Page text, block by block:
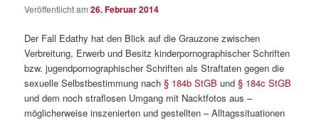
Veröffentlicht am26. Februar 2014
Der Fall Edathy hat den Blick auf die Grauzone zwischen
Verbreitung, Erwerb und Besitz kinderpornographischer Schriften
bzw. jugendpornographischer Schriften als Straftaten gegen die
sexuelle Selbstbestimmung nach§ 184b StGB und§ 184c StGB
und dem noch straflosen Umgang mit Nacktfotos aus –
möglicherweise inszenierten und gestellten – Alltagssituationen